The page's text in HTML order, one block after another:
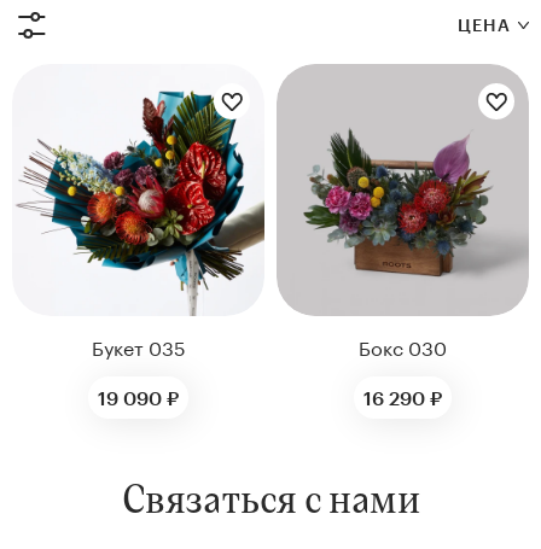
ЦЕНА
Букет 035
19 090 ₽
Бокс 030
16 290 ₽
Связаться с нами